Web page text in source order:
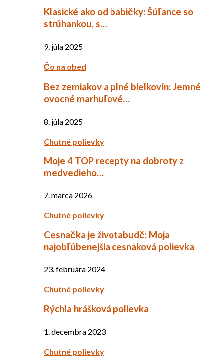
Klasické ako od babičky: Šúľance so
strúhankou, s…
9. júla 2025
Čo na obed
Bez zemiakov a plné bielkovín: Jemné
ovocné marhuľové…
8. júla 2025
Chutné polievky
Moje 4 TOP recepty na dobroty z
medvedieho…
7. marca 2026
Chutné polievky
Cesnačka je životabudč: Moja
najobľúbenejšia cesnaková polievka
23. februára 2024
Chutné polievky
Rýchla hrášková polievka
1. decembra 2023
Chutné polievky